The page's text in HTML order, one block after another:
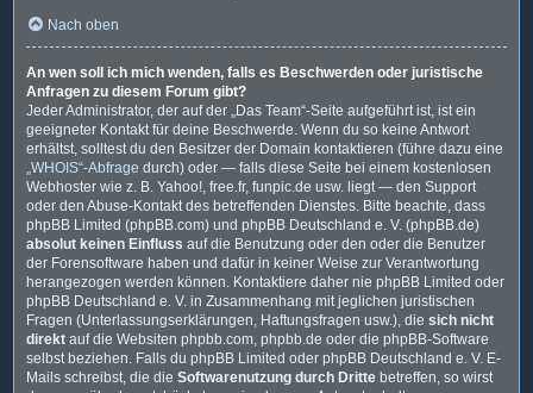
Nach oben
An wen soll ich mich wenden, falls es Beschwerden oder juristische
Anfragen zu diesem Forum gibt?
Jeder Administrator, der auf der „Das Team“-Seite aufgeführt ist, ist ein
geeigneter Kontakt für deine Beschwerde. Wenn du so keine Antwort
erhältst, solltest du den Besitzer der Domain kontaktieren (führe dazu eine
„WHOIS“-Abfrage durch) oder — falls diese Seite bei einem kostenlosen
Webhoster wie z. B. Yahoo!, free.fr, funpic.de usw. liegt — den Support
oder den Abuse-Kontakt des betreffenden Dienstes. Bitte beachte, dass
phpBB Limited (phpBB.com) und phpBB Deutschland e. V. (phpBB.de)
absolut keinen Einfluss auf die Benutzung oder den oder die Benutzer
der Forensoftware haben und dafür in keiner Weise zur Verantwortung
herangezogen werden können. Kontaktiere daher nie phpBB Limited oder
phpBB Deutschland e. V. in Zusammenhang mit jeglichen juristischen
Fragen (Unterlassungserklärungen, Haftungsfragen usw.), die sich nicht
direkt auf die Websiten phpbb.com, phpbb.de oder die phpBB-Software
selbst beziehen. Falls du phpBB Limited oder phpBB Deutschland e. V. E-
Mails schreibst, die die Softwarenutzung durch Dritte betreffen, so wirst